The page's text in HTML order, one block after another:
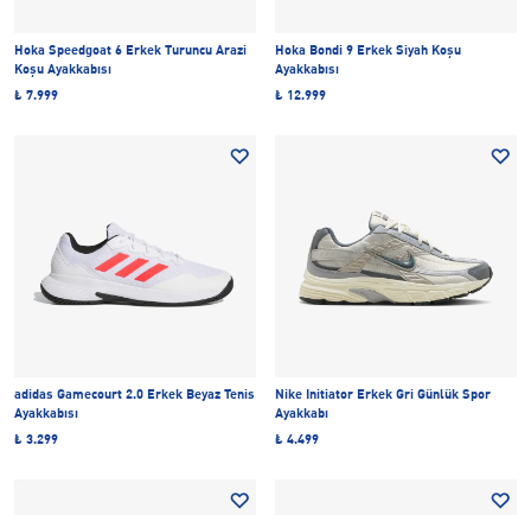
Hoka Speedgoat 6 Erkek Turuncu Arazi
Koşu Ayakkabısı
₺ 7.999
Hoka Bondi 9 Erkek Siyah Koşu
Ayakkabısı
₺ 12.999
adidas Gamecourt 2.0 Erkek Beyaz Tenis
Ayakkabısı
₺ 3.299
Nike Initiator Erkek Gri Günlük Spor
Ayakkabı
₺ 4.499